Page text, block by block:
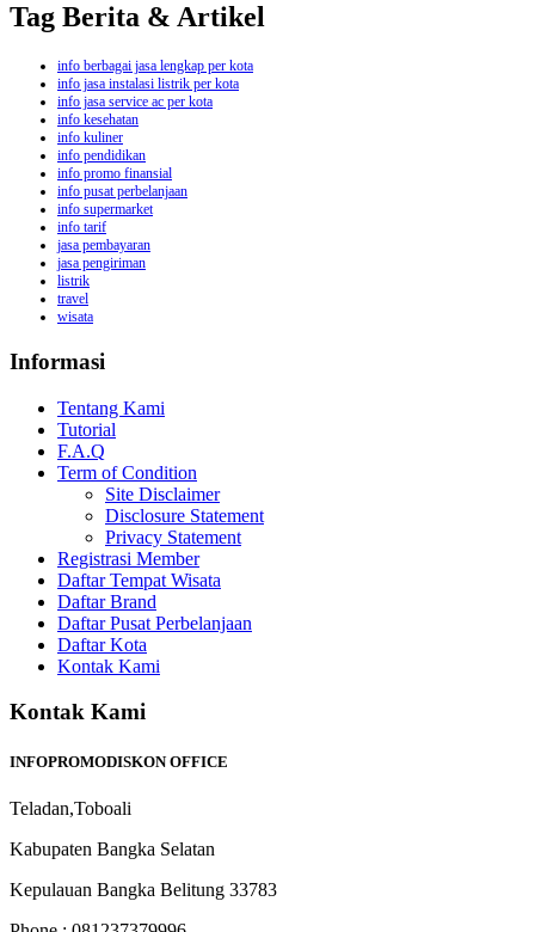
Tag Berita & Artikel
info berbagai jasa lengkap per kota
info jasa instalasi listrik per kota
info jasa service ac per kota
info kesehatan
info kuliner
info pendidikan
info promo finansial
info pusat perbelanjaan
info supermarket
info tarif
jasa pembayaran
jasa pengiriman
listrik
travel
wisata
Informasi
Tentang Kami
Tutorial
F.A.Q
Term of Condition
Site Disclaimer
Disclosure Statement
Privacy Statement
Registrasi Member
Daftar Tempat Wisata
Daftar Brand
Daftar Pusat Perbelanjaan
Daftar Kota
Kontak Kami
Kontak Kami
INFOPROMODISKON OFFICE
Teladan,Toboali
Kabupaten Bangka Selatan
Kepulauan Bangka Belitung 33783